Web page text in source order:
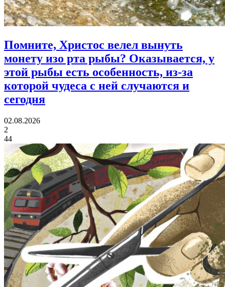
Помните, Христос велел вынуть
монету изо рта рыбы? Оказывается, у
этой рыбы есть особенность, из-за
которой чудеса с ней случаются и
сегодня
02.08.2026
2
44